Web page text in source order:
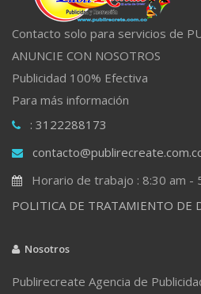
Contacto solo para servicios de
ANUNCIE CON NOSOTROS
Publicidad 100% Efectiva
Para más información
: 3122288173
Horario de trabajo : 8:30 am -
POLITICA DE TRATAMIENTO DE
Nosotros
Publirecreate Agencia de